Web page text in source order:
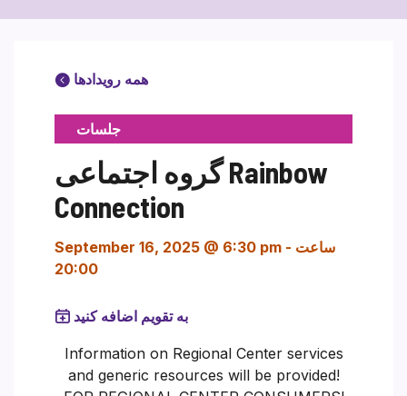
همه رویدادها
جلسات
گروه اجتماعی Rainbow
Connection
September 16, 2025 @ 6:30 pm - ساعت
20:00
به تقویم اضافه کنید
Information on Regional Center services
and generic resources will be provided!